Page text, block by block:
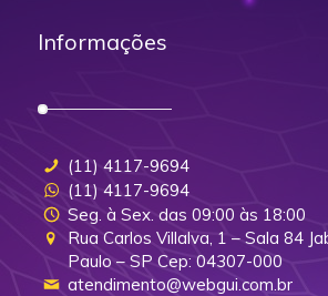
Informações
(11) 4117-9694
(11) 4117-9694
Seg. à Sex. das 09:00 às 18:00
Rua Carlos Villalva, 1 – Sala 84
Paulo – SP Cep: 04307-000
atendimento@webgui.com.br